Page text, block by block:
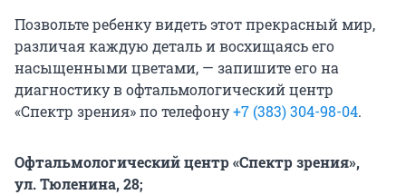
Позвольте ребенку видеть этот прекрасный мир,
различая каждую деталь и восхищаясь его
насыщенными цветами, — запишите его на
диагностику в офтальмологический центр
«Спектр зрения» по телефону+7 (383) 304-98-04.
Офтальмологический центр «Спектр зрения»,
ул. Тюленина, 28;